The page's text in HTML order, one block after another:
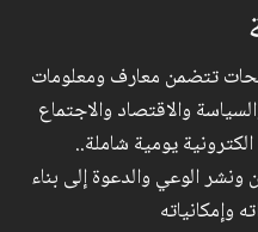
تتضمن معارف ومعلومات
والاقتصاد والاجتماع
يومية شاملة..
الوعي والدعوة إلى بناء
وإمكانياته